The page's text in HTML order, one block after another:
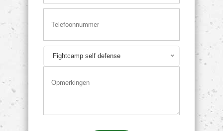
Fightcamp self defense